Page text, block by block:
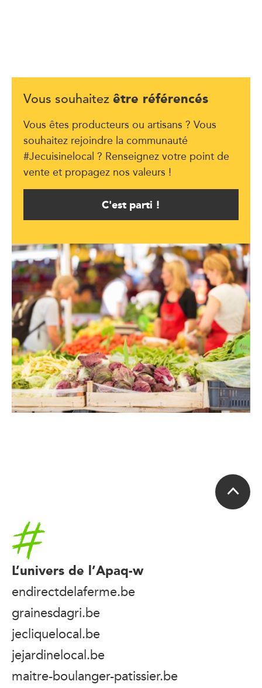
Vous souhaitez être référencés
Vous êtes producteurs ou artisans ? Vous
souhaitez rejoindre la communauté
#Jecuisinelocal ? Renseignez votre point de
vente et propagez nos valeurs !
C'est parti !
Accueil
L’univers de l’Apaq-w
endirectdelaferme.be
grainesdagri.be
jecliquelocal.be
jejardinelocal.be
maitre-boulanger-patissier.be